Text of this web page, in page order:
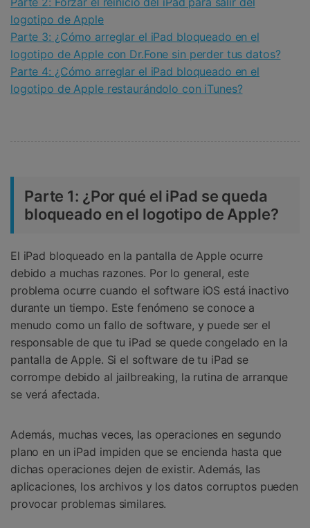
logotipo de Apple
Parte 3: ¿Cómo arreglar el iPad bloqueado en el
logotipo de Apple con Dr.Fone sin perder tus datos?
Parte 4: ¿Cómo arreglar el iPad bloqueado en el
logotipo de Apple restaurándolo con iTunes?
Parte 1: ¿Por qué el iPad se queda
bloqueado en el logotipo de Apple?
El iPad bloqueado en la pantalla de Apple ocurre
debido a muchas razones. Por lo general, este
problema ocurre cuando el software iOS está inactivo
durante un tiempo. Este fenómeno se conoce a
menudo como un fallo de software, y puede ser el
responsable de que tu iPad se quede congelado en la
pantalla de Apple. Si el software de tu iPad se
corrompe debido al jailbreaking, la rutina de arranque
se verá afectada.
Además, muchas veces, las operaciones en segundo
plano en un iPad impiden que se encienda hasta que
dichas operaciones dejen de existir. Además, las
aplicaciones, los archivos y los datos corruptos pueden
provocar problemas similares.